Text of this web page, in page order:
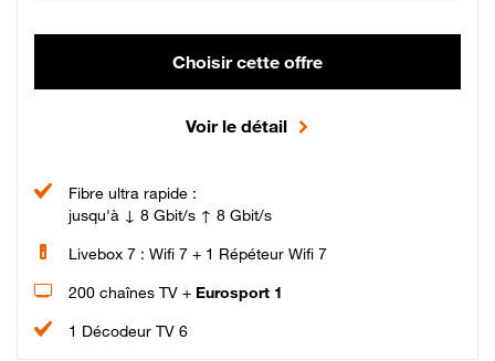
Choisir cette offre
Voir le détail
Fibre ultra rapide :
jusqu'à ↓ 8 Gbit/s ↑ 8 Gbit/s
Livebox 7 : Wifi 7 + 1 Répéteur Wifi 7
200 chaînes TV + Eurosport 1
1 Décodeur TV 6